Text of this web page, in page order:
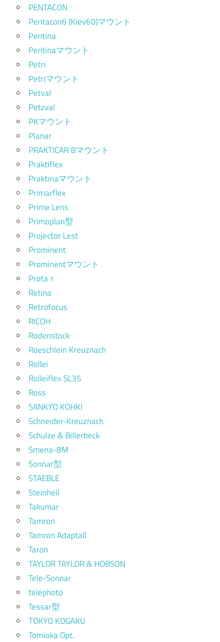
PENTACON
Pentacon6 (Kiev60)マウント
Pentina
Pentinaマウント
Petri
Petriマウント
Petval
Petzval
PKマウント
Planar
PRAKTICAR Bマウント
Praktiflex
Praktinaマウント
Primarflex
Prime Lens
Primoplan型
Projector Lest
Prominent
Prominentマウント
Protaｒ
Retina
Retrofocus
RICOH
Rodenstock
Roeschlein Kreuznach
Rollei
Rolleiflex SL35
Ross
SANKYO KOHKI
Schneider-Kreuznach
Schulze & Billerbeck
Smena-8M
Sonnar型
STAEBLE
Steinheil
Takumar
Tamron
Tamron Adaptall
Taron
TAYLOR TAYLOR & HOBSON
Tele-Sonnar
telephoto
Tessar型
TOKYO KOGAKU
Tomioka Opt.